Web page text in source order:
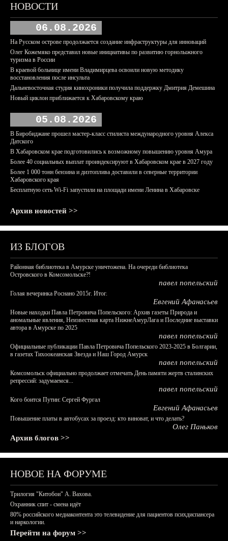
НОВОСТИ
06.08.2026
На Русском острове продолжается создание инфраструктуры для инноваций
Олег Кожемяко представил новые инициативы по развитию горнолыжного
туризма в России
В краевой больнице имени Владимирцева освоили новую методику
восстановления после инсульта
Дальневосточная студия кинохроники получила поддержку Дмитрия Демешина
Новый циклон приближается к Хабаровскому краю
05.08.2026
В Биробиджане прошел мастер-класс стилиста международного уровня Алекса
Датского
В Хабаровском крае подготовились к возможному повышению уровня Амура
Более 40 социальных выплат проиндексируют в Хабаровском крае в 2027 году
Более 1 000 тонн бензина и дизтоплива доставили в северные территории
Хабаровского края
Бесплатную сеть Wi-Fi запустили на площади имени Ленина в Хабаровске
Архив новостей >>
ИЗ БЛОГОВ
Районная библиотека в Амурске уничтожена. На очереди библиотека
Островского в Комсомольске?!
павел попельский
Голая вечеринка Роснано 2015г. Итог.
Евгений Афанасьев
Новые находки Павла Петровича Попельского: Архив газеты Природа и
аномальные явления, Неизвестная карта НижнеАмурЛага и Последние выставки
автора в Амурске по 2025
павел попельский
Официальные публикации Павла Петровича Попельского 2023-2025 в Болгарии,
в газетах Тихоокеанская Звезда и Наш Город Амурск
павел попельский
Комсомольск официально продолжает отмечать День памяти жертв сталинских
репрессий: задумаемся...
павел попельский
Кого боится Путин: Сергей Фургал
Евгений Афанасьев
Повышение платы в автобусах за проезд: кто виноват, и что делать?
Олег Паньков
Архив блогов >>
НОВОЕ НА ФОРУМЕ
Трилогия "Китобои" А. Вахова.
Охранник спит - смена идёт
80% российского медиаконтента это телевидение для пациентов психдиспансера
и наркологии.
Перейти на форум >>